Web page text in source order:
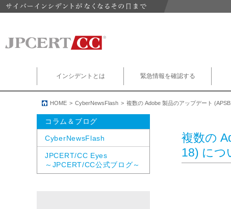
インシデントとは 緊急情報を確認する
HOME CyberNewsFlash 複数の Adobe 製品のアップデート
複数の
18) につ
コラム＆ブログ
CyberNewsFlash
JPCERT/CC Eyes
～JPCERT/CC公式ブログ～